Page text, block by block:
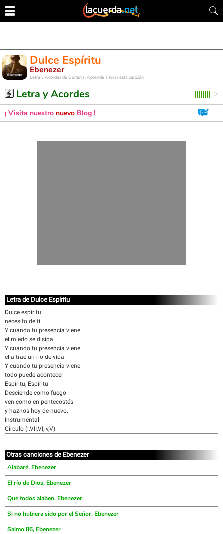
Dulce Espíritu
Ebenezer
Letra y Acordes de Guitarra. Aprende a tocar esta canción
Letra y Acordes
¡ Visita nuestro nuevo Blog !
Letra de Dulce Espíritu
Dulce espíritu
necesito de ti
Y cuando tu presencia viene
el miedo se disipa
Y cuando tu presencia viene
ella trae un rio de vida
Y cuando tu presencia viene
todo puede acontecer
Espíritu, Espíritu
Desciende como fuego
ven como en pentecostés
y haznos hoy de nuevo.
Instrumental
Circulo (i,VII,VI,iv,V)
Otras canciones de Ebenezer
Alabaré, Ebenezer
El río de Dios, Ebenezer
Que todos alaben, Ebenezer
Si no hubiera sido por el Señor, Ebenezer
Salmo 86, Ebenezer